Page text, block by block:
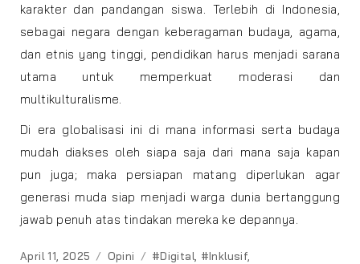
karakter dan pandangan siswa. Terlebih di Indonesia,
sebagai negara dengan keberagaman budaya, agama,
dan etnis yang tinggi, pendidikan harus menjadi sarana
utama untuk memperkuat moderasi dan
multikulturalisme.
Di era globalisasi ini di mana informasi serta budaya
mudah diakses oleh siapa saja dari mana saja kapan
pun juga; maka persiapan matang diperlukan agar
generasi muda siap menjadi warga dunia bertanggung
jawab penuh atas tindakan mereka ke depannya.
Posted
April 11, 2025 Categories
Opini Tags
#Digital, #Inklusif